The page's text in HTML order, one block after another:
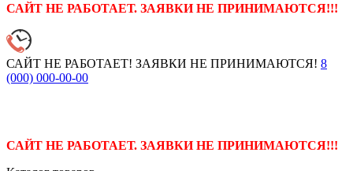
САЙТ НЕ РАБОТАЕТ. ЗАЯВКИ НЕ ПРИНИМАЮТСЯ!!!
САЙТ НЕ РАБОТАЕТ! ЗАЯВКИ НЕ ПРИНИМАЮТСЯ! 8
(000) 000-00-00
САЙТ НЕ РАБОТАЕТ. ЗАЯВКИ НЕ ПРИНИМАЮТСЯ!!!